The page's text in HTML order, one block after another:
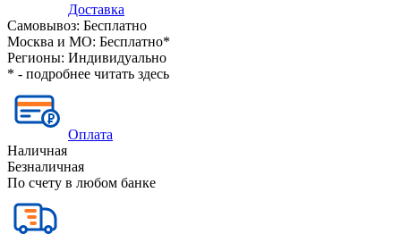
Доставка
Самовывоз: Бесплатно
Москва и МО: Бесплатно*
Регионы: Индивидуально
* - подробнее читать здесь
Оплата
Наличная
Безналичная
По счету в любом банке